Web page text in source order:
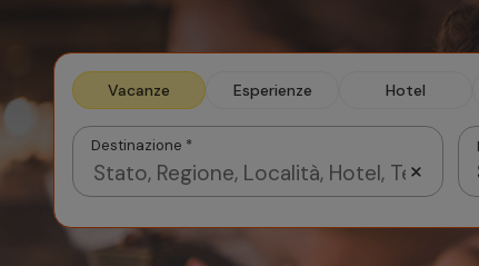
Vacanze Esperienze Hotel
Destinazione *
Agosto